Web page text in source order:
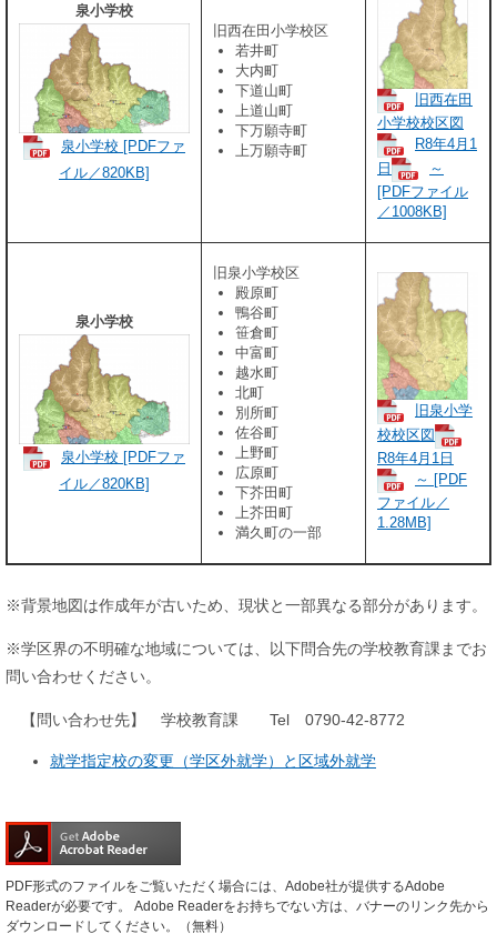
泉小学校
泉小学校 [PDFファ
イル／820KB]
旧西在田小学校区
若井町
大内町
下道山町
上道山町
下万願寺町
上万願寺町
旧西在田
小学校校区図
R8年4月1
日
～
[PDFファイル
／1008KB]
泉小学校
泉小学校 [PDFファ
イル／820KB]
旧泉小学校区
殿原町
鴨谷町
笹倉町
中富町
越水町
北町
別所町
佐谷町
上野町
広原町
下芥田町
上芥田町
満久町の一部
旧泉小学
校校区図
R8年4月1日
～ [PDF
ファイル／
1.28MB]
※背景地図は作成年が古いため、現状と一部異なる部分があります。
※学区界の不明確な地域については、以下問合先の学校教育課までお
問い合わせください。
【問い合わせ先】 学校教育課 Tel 0790-42-8772
就学指定校の変更（学区外就学）と区域外就学
PDF形式のファイルをご覧いただく場合には、Adobe社が提供するAdobe
Readerが必要です。
Adobe Readerをお持ちでない方は、バナーのリンク先から
ダウンロードしてください。（無料）